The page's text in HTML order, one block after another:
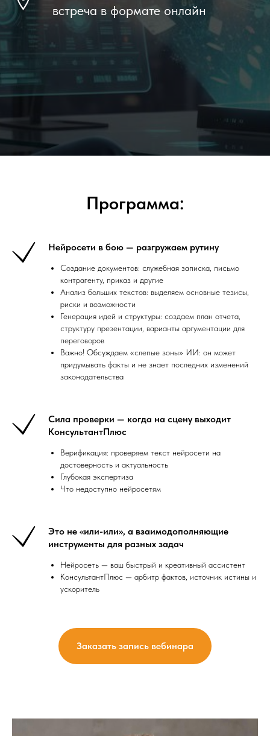
встреча в формате онлайн
Программа:
Нейросети в бою — разгружаем рутину
Создание документов: служебная записка, письмо
контрагенту, приказ и другие
Анализ больших текстов: выделяем основные тезисы,
риски и возможности
Генерация идей и структуры: создаем план отчета,
структуру презентации, варианты аргументации для
переговоров
Важно! Обсуждаем «слепые зоны» ИИ: он может
придумывать факты и не знает последних изменений
законодательства
Сила проверки — когда на сцену выходит
КонсультантПлюс
Верификация: проверяем текст нейросети на
достоверность и актуальность
Глубокая экспертиза
Что недоступно нейросетям
Это не «или-или», а взаимодополняющие
инструменты для разных задач
Нейросеть — ваш быстрый и креативный ассистент
КонсультантПлюс — арбитр фактов, источник истины и
ускоритель
Заказать запись вебинара